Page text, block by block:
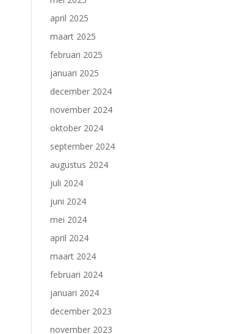
april 2025
maart 2025
februari 2025
januari 2025
december 2024
november 2024
oktober 2024
september 2024
augustus 2024
juli 2024
juni 2024
mei 2024
april 2024
maart 2024
februari 2024
januari 2024
december 2023
november 2023